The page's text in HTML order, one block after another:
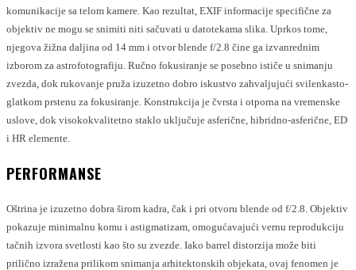
komunikacije sa telom kamere. Kao rezultat, EXIF informacije specifične za
objektiv ne mogu se snimiti niti sačuvati u datotekama slika. Uprkos tome,
njegova žižna daljina od 14 mm i otvor blende f/2.8 čine ga izvanrednim
izborom za astrofotografiju. Ručno fokusiranje se posebno ističe u snimanju
zvezda, dok rukovanje pruža izuzetno dobro iskustvo zahvaljujući svilenkasto-
glatkom prstenu za fokusiranje. Konstrukcija je čvrsta i otporna na vremenske
uslove, dok visokokvalitetno staklo uključuje asferične, hibridno-asferične, ED
i HR elemente.
PERFORMANSE
Oštrina je izuzetno dobra širom kadra, čak i pri otvoru blende od f/2.8. Objektiv
pokazuje minimalnu komu i astigmatizam, omogućavajući vernu reprodukciju
tačnih izvora svetlosti kao što su zvezde. Iako barrel distorzija može biti
prilično izražena prilikom snimanja arhitektonskih objekata, ovaj fenomen je